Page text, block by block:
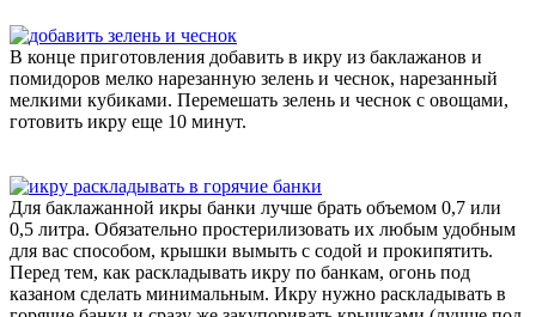
В конце приготовления добавить в икру из баклажанов и
помидоров мелко нарезанную зелень и чеснок, нарезанный
мелкими кубиками. Перемешать зелень и чеснок с овощами,
готовить икру еще 10 минут.
Для баклажанной икры банки лучше брать объемом 0,7 или
0,5 литра. Обязательно простерилизовать их любым удобным
для вас способом, крышки вымыть с содой и прокипятить.
Перед тем, как раскладывать икру по банкам, огонь под
казаном сделать минимальным. Икру нужно раскладывать в